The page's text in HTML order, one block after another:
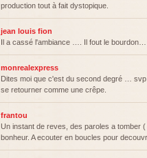
production tout à fait dystopique.
jean louis fion
Il a cassé l'ambiance …. Il fout le bourdon…
monrealexpress
Dites moi que c'est du second degré …
se retourner comme une crêpe.
frantou
Un instant de reves, des paroles a tomber
bonheur. A ecouter en boucles pour